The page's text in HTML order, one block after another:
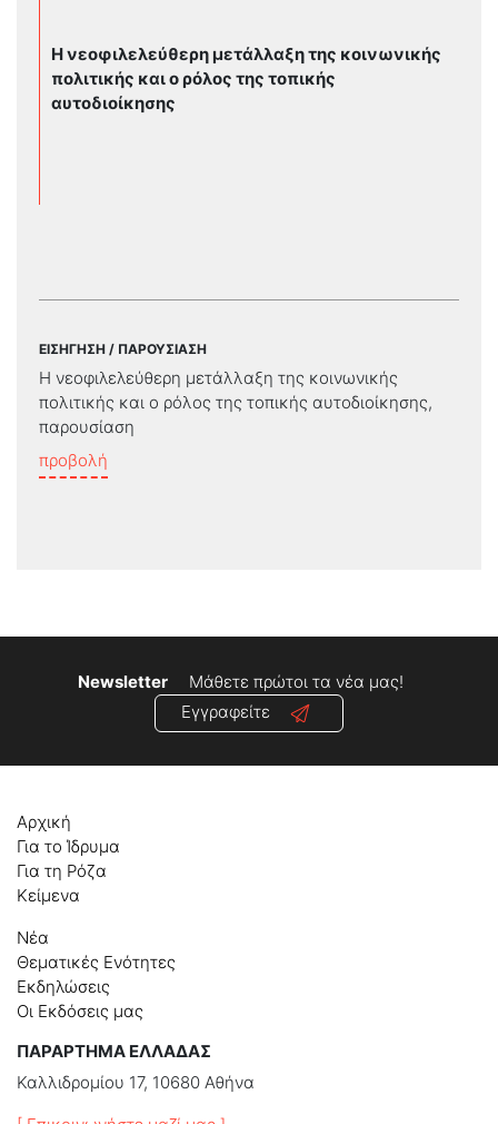
Η νεοφιλελεύθερη μετάλλαξη της κοινωνικής
πολιτικής και ο ρόλος της τοπικής
αυτοδιοίκησης
ΕΙΣΗΓΗΣΗ / ΠΑΡΟΥΣΙΑΣΗ
Η νεοφιλελεύθερη μετάλλαξη της κοινωνικής
πολιτικής και ο ρόλος της τοπικής αυτοδιοίκησης,
παρουσίαση
προβολή
Newsletter
Μάθετε πρώτοι τα νέα μας!
Εγγραφείτε
Αρχική
Για το Ίδρυμα
Για τη Ρόζα
Κείμενα
Νέα
Θεματικές Ενότητες
Εκδηλώσεις
Οι Εκδόσεις μας
ΠΑΡΑΡΤΗΜΑ ΕΛΛΑΔΑΣ
Καλλιδρομίου 17, 10680 Αθήνα